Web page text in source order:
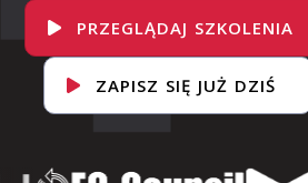
PRZEGLĄDAJ SZKOLENIA
ZAPISZ SIĘ JUŻ DZIŚ